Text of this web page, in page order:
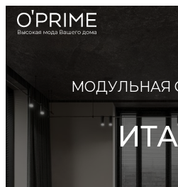
МОДУЛЬНАЯ